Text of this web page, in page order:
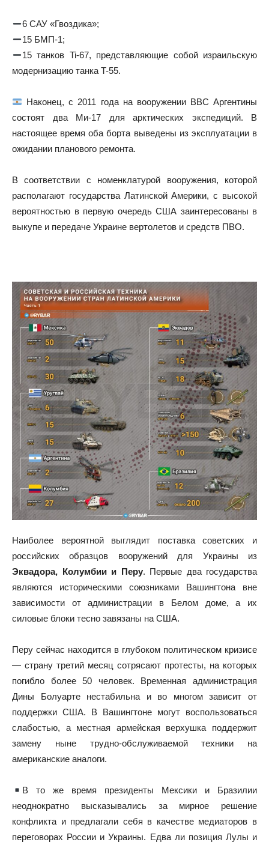
6 САУ «Гвоздика»;
15 БМП-1;
15 танков Ti-67, представляющие собой израильскую
модернизацию танка T-55.
Наконец, с 2011 года на вооружении ВВС Аргентины
состоят два Ми-17 для арктических экспедиций. В
настоящее время оба борта выведены из эксплуатации в
ожидании планового ремонта.
В соответствии с номенклатурой вооружения, которой
располагают государства Латинской Америки, с высокой
вероятностью в первую очередь США заинтересованы в
выкупе и передаче Украине вертолетов и средств ПВО.
Наиболее вероятной выглядит поставка советских и
российских образцов вооружений для Украины из
Эквадора, Колумбии и Перу. Первые два государства
являются историческими союзниками Вашингтона вне
зависимости от администрации в Белом доме, а их
силовые блоки тесно завязаны на США.
Перу сейчас находится в глубоком политическом кризисе
— страну третий месяц сотрясают протесты, на которых
погибло более 50 человек. Временная администрация
Дины Болуарте нестабильна и во многом зависит от
поддержки США. В Вашингтоне могут воспользоваться
слабостью, а местная армейская верхушка поддержит
замену ныне трудно-обслуживаемой техники на
американские аналоги.
В то же время президенты Мексики и Бразилии
неоднократно высказывались за мирное решение
конфликта и предлагали себя в качестве медиаторов в
переговорах России и Украины. Едва ли позиция Лулы и